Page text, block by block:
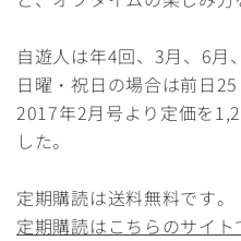
自遊人は年4回、3月、6
日曜・祝日の場合は前日25
2017年2月号より定価を
した。
定期購読は送料無料です。
定期購読はこちらのサイト